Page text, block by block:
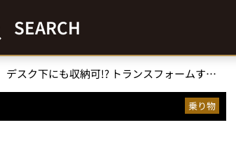
SEARCH
「箱型に変形する話題の電動バイク」デスク下にも収納可!? トランスフォームするスゴい“タタメルバイク”を乗り物ライターが体験レポート
乗り物